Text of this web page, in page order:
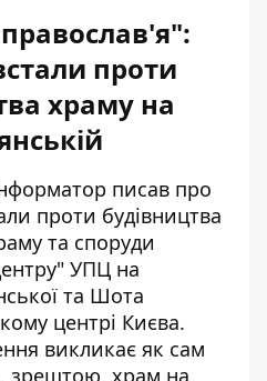
проти
храму на
писав про
проти будівництва
та споруди
УПЦ на
та Шота
центрі Києва.
викликає як сам